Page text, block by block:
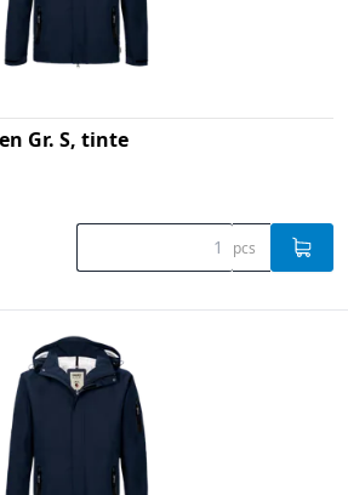
Gr. S, tinte
pcs